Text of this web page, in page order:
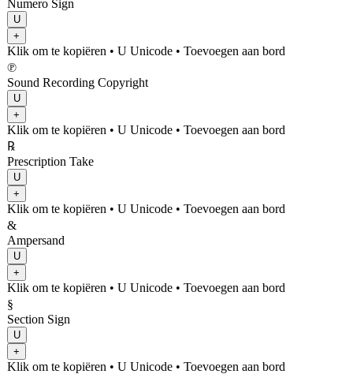
Numero Sign
U
+
Klik om te kopiëren • U Unicode • Toevoegen aan bord
℗
Sound Recording Copyright
U
+
Klik om te kopiëren • U Unicode • Toevoegen aan bord
℞
Prescription Take
U
+
Klik om te kopiëren • U Unicode • Toevoegen aan bord
&
Ampersand
U
+
Klik om te kopiëren • U Unicode • Toevoegen aan bord
§
Section Sign
U
+
Klik om te kopiëren • U Unicode • Toevoegen aan bord